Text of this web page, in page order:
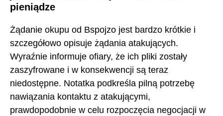
pieniądze
Żądanie okupu od Bspojzo jest bardzo krótkie i
szczegółowo opisuje żądania atakujących.
Wyraźnie informuje ofiary, że ich pliki zostały
zaszyfrowane i w konsekwencji są teraz
niedostępne. Notatka podkreśla pilną potrzebę
nawiązania kontaktu z atakującymi,
prawdopodobnie w celu rozpoczęcia negocjacji w